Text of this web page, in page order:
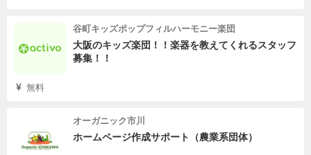
谷町キッズポップフィルハーモニー楽団
大阪のキッズ楽団！！楽器を教えてくれるスタッフ
募集！！
無料
オーガニック市川
ホームページ作成サポート（農業系団体）